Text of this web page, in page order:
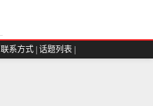
联系方式 话题列表